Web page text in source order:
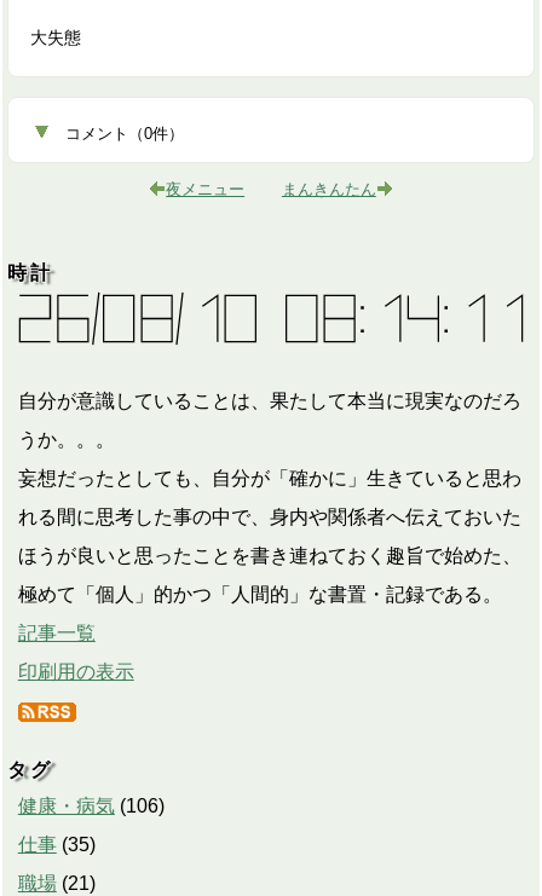
大失態
コメント （0件）
夜メニュー まんきんたん
時計
自分が意識していることは、果たして本当に現実なのだろ
うか。。。
妄想だったとしても、自分が「確かに」生きていると思わ
れる間に思考した事の中で、身内や関係者へ伝えておいた
ほうが良いと思ったことを書き連ねておく趣旨で始めた、
極めて「個人」的かつ「人間的」な書置・記録である。
記事一覧
印刷用の表示
タグ
健康・病気 (106)
仕事 (35)
職場 (21)